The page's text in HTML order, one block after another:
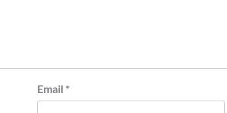
Email *